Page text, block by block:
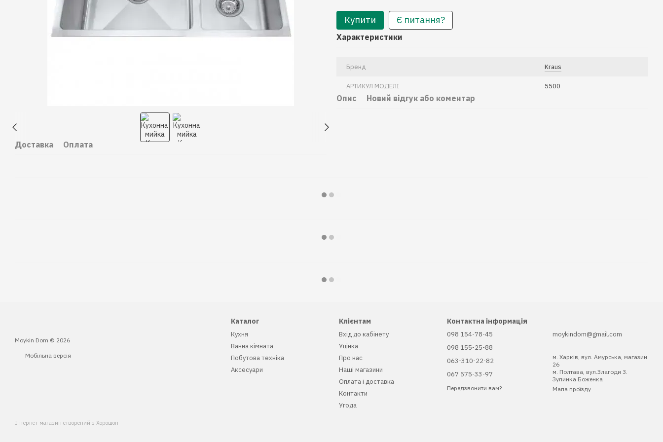
Доставка Оплата
Купити Є питання?
Характеристики
Бренд Kraus
АРТИКУЛ МОДЕЛІ 5500
Опис Новий відгук або коментар
Moykin Dom © 2026
Мобільна версія
Інтернет-магазин створений з Хорошоп
Каталог
Кухня
Ванна кімната
Побутова техніка
Аксесуари
Клієнтам
Вхід до кабінету
Уцінка
Про нас
Наші магазини
Оплата і доставка
Контакти
Угода
Контактна інформація
098 154-78-45
098 155-25-88
063-310-22-82
067 575-33-97
Передзвонити вам?
moykindom@gmail.com
м. Харків, вул. Амурська, магазин
26
м. Полтава, вул.Злагоди 3.
Зупинка Боженка
Мапа проїзду